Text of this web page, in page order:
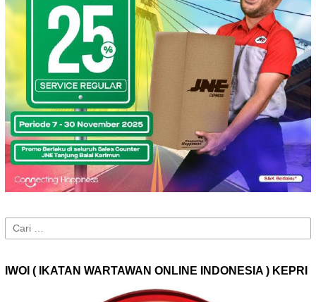
Cari
untuk:
IWOI ( IKATAN WARTAWAN ONLINE INDONESIA ) KEPRI